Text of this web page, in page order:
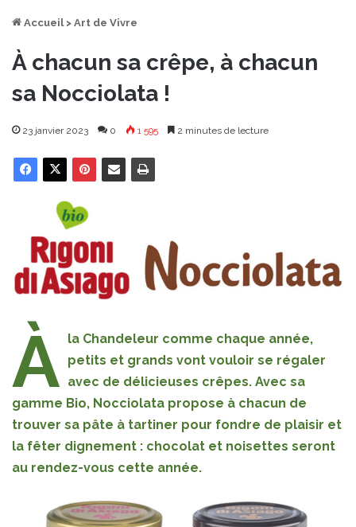
Accueil > Art de Vivre
À chacun sa crêpe, à chacun
sa Nocciolata !
23 janvier 2023 0 1 595 2 minutes de lecture
À la Chandeleur comme chaque année,
petits et grands vont vouloir se régaler
avec de délicieuses crêpes. Avec sa
gamme Bio, Nocciolata propose à chacun de
trouver sa pâte à tartiner pour fondre de plaisir et
la fêter dignement : chocolat et noisettes seront
au rendez-vous cette année.